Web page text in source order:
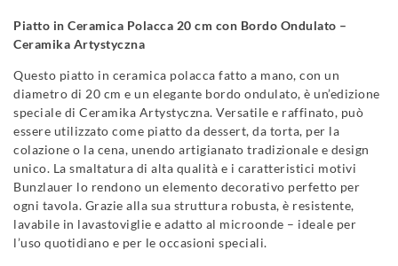
Piatto in Ceramica Polacca 20 cm con Bordo Ondulato –
Ceramika Artystyczna
Questo piatto in ceramica polacca fatto a mano, con un
diametro di 20 cm e un elegante bordo ondulato, è un’edizione
speciale di Ceramika Artystyczna. Versatile e raffinato, può
essere utilizzato come piatto da dessert, da torta, per la
colazione o la cena, unendo artigianato tradizionale e design
unico. La smaltatura di alta qualità e i caratteristici motivi
Bunzlauer lo rendono un elemento decorativo perfetto per
ogni tavola. Grazie alla sua struttura robusta, è resistente,
lavabile in lavastoviglie e adatto al microonde – ideale per
l’uso quotidiano e per le occasioni speciali.